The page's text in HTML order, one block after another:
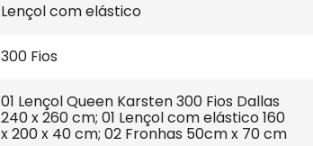
Lençol com elástico
300 Fios
01 Lençol Queen Karsten 300 Fios Dallas
240 x 260 cm; 01 Lençol com elástico 160
x 200 x 40 cm; 02 Fronhas 50cm x 70 cm